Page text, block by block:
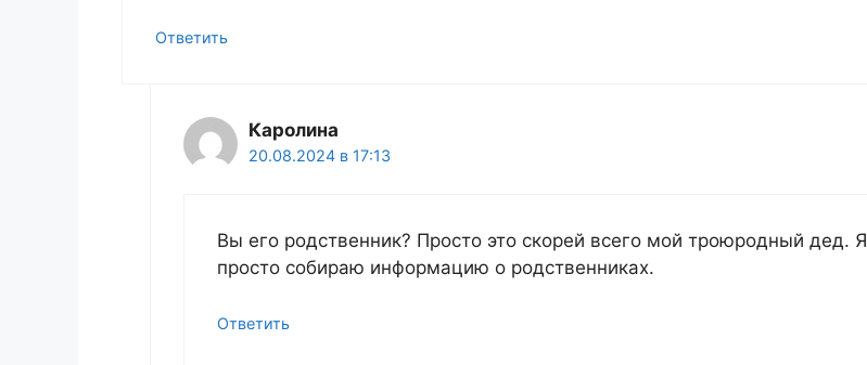
Ответить
Каролина
20.08.2024 в 17:13
Вы его родственник? Просто это скорей всего мой троюродный дед. Я
просто собираю информацию о родственниках.
Ответить